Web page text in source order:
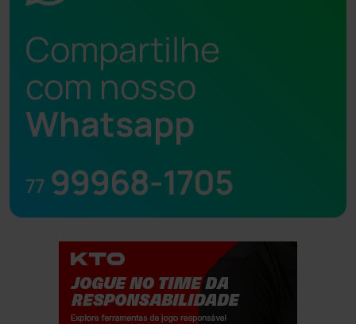
Compartilhe
com nosso
Whatsapp
77 99968-1705